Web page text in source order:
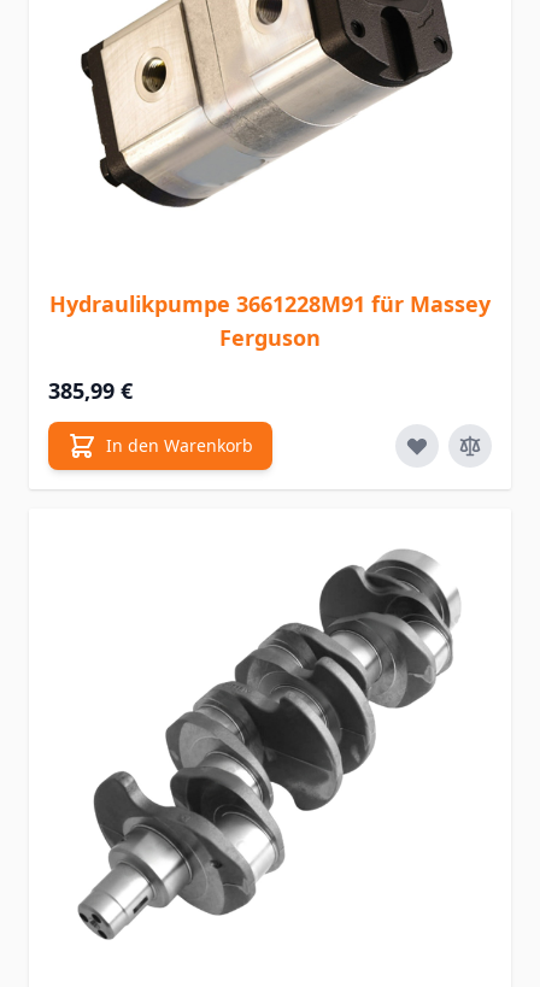
Hydraulikpumpe 3661228M91 für Massey
Ferguson
385,99 €
In den Warenkorb